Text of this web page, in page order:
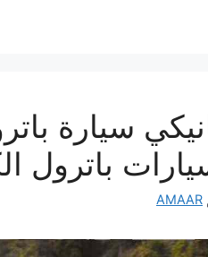
باترول
AMAAR